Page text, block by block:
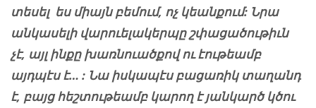
տեսել ես միայն բեմում, ոչ կեանքում: Նրա
անկասելի վարուելակերպը շփացածութիւն
չէ, այլ ինքը խառնուածքով ու էութեամբ
այդպէս է… : Նա իսկապէս բացառիկ տաղանդ
է, բայց հեշտութեամբ կարող է յանկարծ կծու